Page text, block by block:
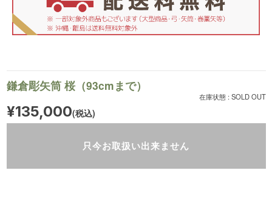
鎌倉彫矢筒 桜（93cmまで）
在庫状態 : SOLD OUT
¥135,000(税込)
只今お取扱い出来ません